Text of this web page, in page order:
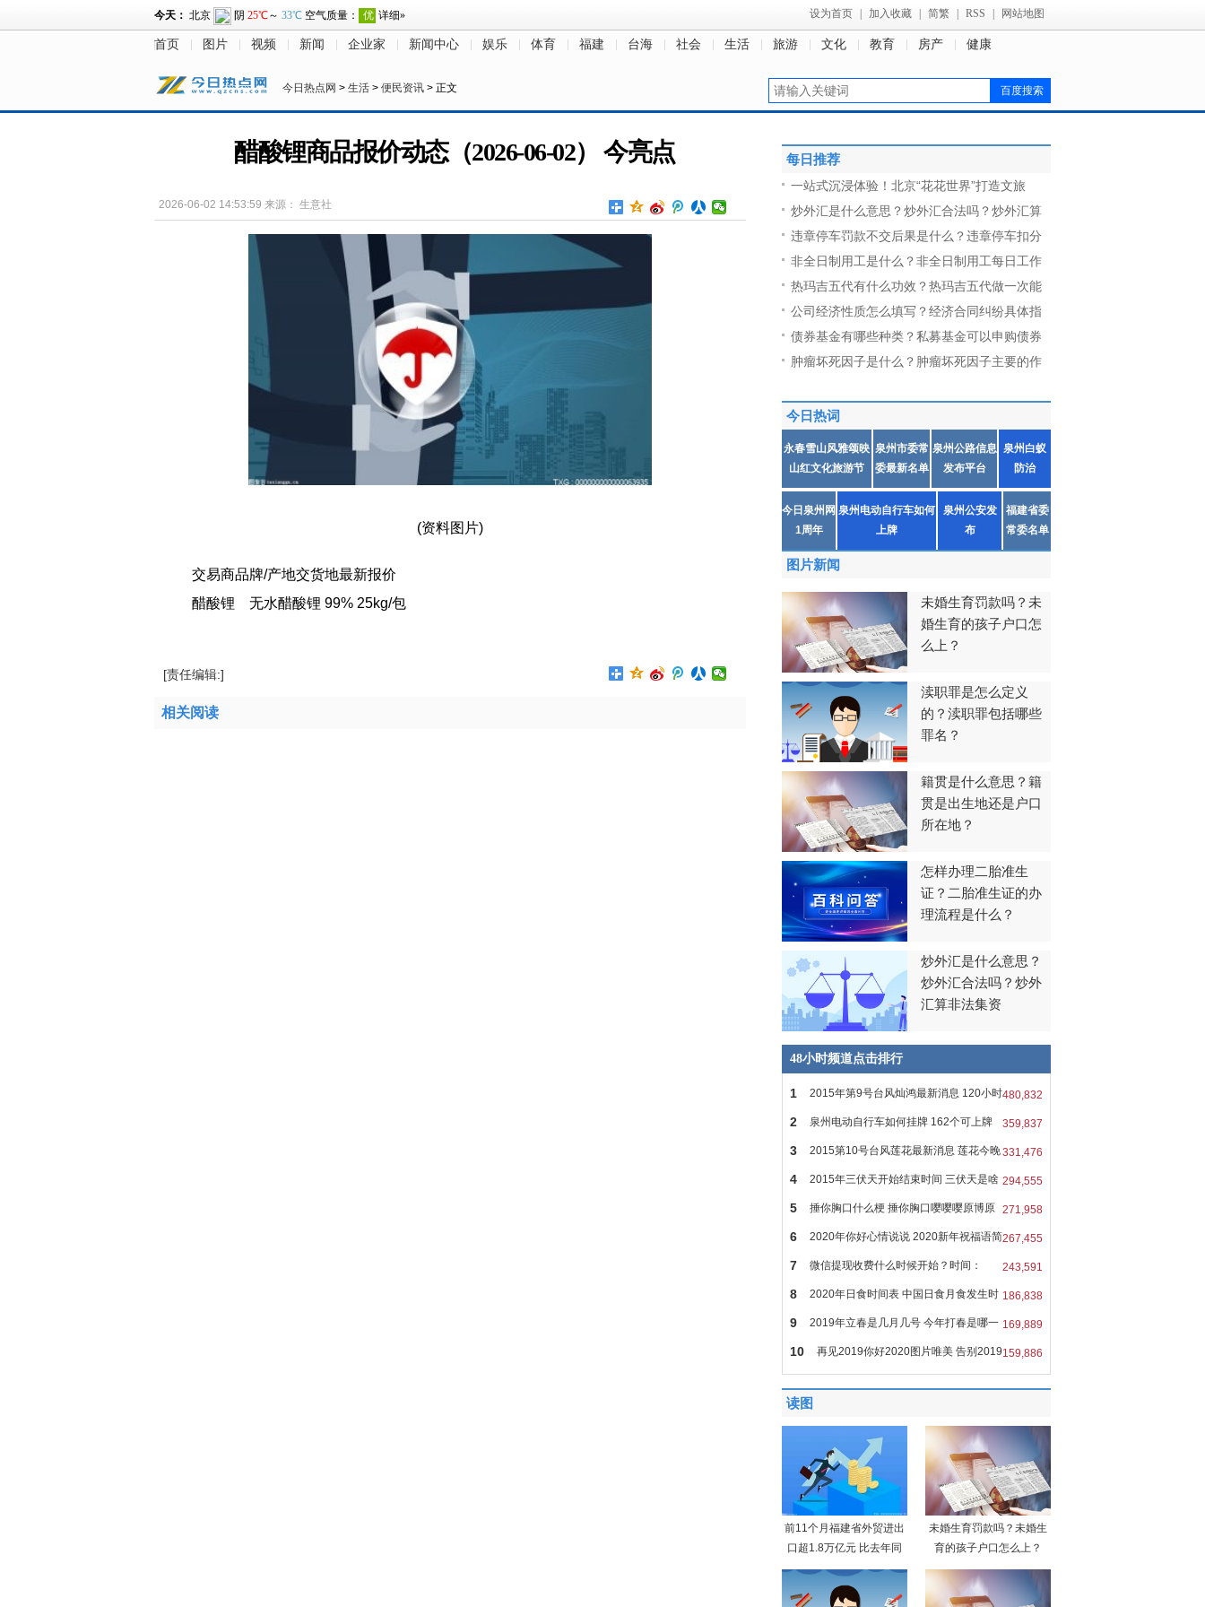
设为首页 加入收藏 简繁 RSS 网站地图
首页 图片 视频 新闻 企业家 新闻中心 娱乐 体育 福建 台海 社会 生活 旅游 文化 教育 房产 健康
今日热点网 > 生活 > 便民资讯 > 正文
醋酸锂商品报价动态（2026-06-02） 今亮点
2026-06-02 14:53:59 来源： 生意社
(资料图片)
交易商品牌/产地交货地最新报价
醋酸锂 无水醋酸锂 99% 25kg/包
[责任编辑:]
相关阅读
每日推荐
一站式沉浸体验！北京“花花世界”打造文旅
炒外汇是什么意思？炒外汇合法吗？炒外汇算
违章停车罚款不交后果是什么？违章停车扣分
非全日制用工是什么？非全日制用工每日工作
热玛吉五代有什么功效？热玛吉五代做一次能
公司经济性质怎么填写？经济合同纠纷具体指
债券基金有哪些种类？私募基金可以申购债券
肿瘤坏死因子是什么？肿瘤坏死因子主要的作
今日热词
永春雪山风雅颂映
山红文化旅游节
泉州市委常
委最新名单
泉州公路信息
发布平台
泉州白蚁
防治
今日泉州网
1周年
泉州电动自行车如何
上牌
泉州公安发
布
福建省委
常委名单
图片新闻
未婚生育罚款吗？未
婚生育的孩子户口怎
么上？
渎职罪是怎么定义
的？渎职罪包括哪些
罪名？
籍贯是什么意思？籍
贯是出生地还是户口
所在地？
怎样办理二胎准生
证？二胎准生证的办
理流程是什么？
炒外汇是什么意思？
炒外汇合法吗？炒外
汇算非法集资
48小时频道点击排行
480,832
1 2015年第9号台风灿鸿最新消息 120小时
359,837
2 泉州电动自行车如何挂牌 162个可上牌
合 331,476
3 2015第10号台风莲花最新消息 莲花今晚
294,555
4 2015年三伏天开始结束时间 三伏天是啥
271,958
5 捶你胸口什么梗 捶你胸口嘤嘤嘤原博原
267,455
6 2020年你好心情说说 2020新年祝福语简
243,591
7 微信提现收费什么时候开始？时间：
2016 186,838
8 2020年日食时间表 中国日食月食发生时
169,889
9 2019年立春是几月几号 今年打春是哪一
159,886
10 再见2019你好2020图片唯美 告别2019
迎
读图
前11个月福建省外贸进出
口超1.8万亿元 比去年同
未婚生育罚款吗？未婚生
育的孩子户口怎么上？